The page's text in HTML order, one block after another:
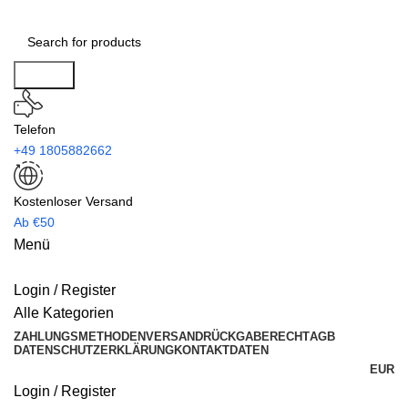
Telefon
+49 1805882662
Kostenloser Versand
Ab €50
Menü
Login / Register
Alle Kategorien
ZAHLUNGSMETHODENVERSANDRÜCKGABERECHTAGB
DATENSCHUTZERKLÄRUNGKONTAKTDATEN
EUR
Login / Register